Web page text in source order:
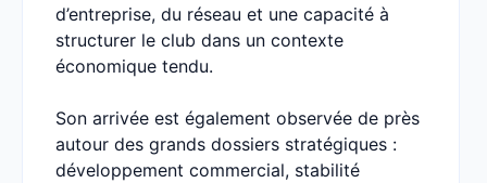
d’entreprise, du réseau et une capacité à
structurer le club dans un contexte
économique tendu.
Son arrivée est également observée de près
autour des grands dossiers stratégiques :
développement commercial, stabilité